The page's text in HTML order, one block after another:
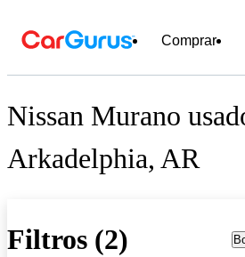
Comprar
Nissan Murano
Arkadelphia, AR
Filtros (2)